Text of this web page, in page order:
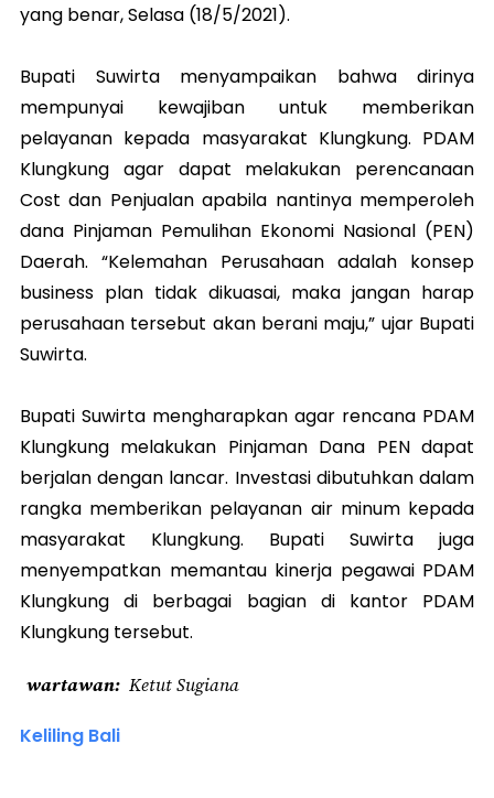
yang benar, Selasa (18/5/2021).
Bupati Suwirta menyampaikan bahwa dirinya
mempunyai kewajiban untuk memberikan
pelayanan kepada masyarakat Klungkung. PDAM
Klungkung agar dapat melakukan perencanaan
Cost dan Penjualan apabila nantinya memperoleh
dana Pinjaman Pemulihan Ekonomi Nasional (PEN)
Daerah. “Kelemahan Perusahaan adalah konsep
business plan tidak dikuasai, maka jangan harap
perusahaan tersebut akan berani maju,” ujar Bupati
Suwirta.
Bupati Suwirta mengharapkan agar rencana PDAM
Klungkung melakukan Pinjaman Dana PEN dapat
berjalan dengan lancar. Investasi dibutuhkan dalam
rangka memberikan pelayanan air minum kepada
masyarakat Klungkung. Bupati Suwirta juga
menyempatkan memantau kinerja pegawai PDAM
Klungkung di berbagai bagian di kantor PDAM
Klungkung tersebut.
wartawan Ketut Sugiana
Keliling Bali